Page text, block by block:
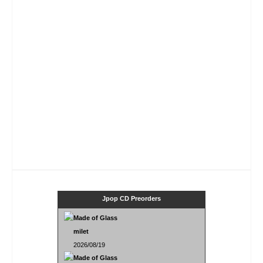
Jpop CD Preorders
Made of Glass
milet
2026/08/19
Made of Glass